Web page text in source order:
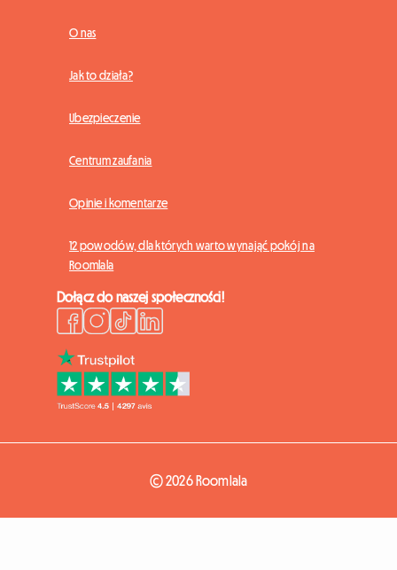
O nas
Jak to działa?
Ubezpieczenie
Centrum zaufania
Opinie i komentarze
12 powodów, dla których warto wynająć pokój na
Roomlala
Dołącz do naszej społeczności!
© 2026 Roomlala